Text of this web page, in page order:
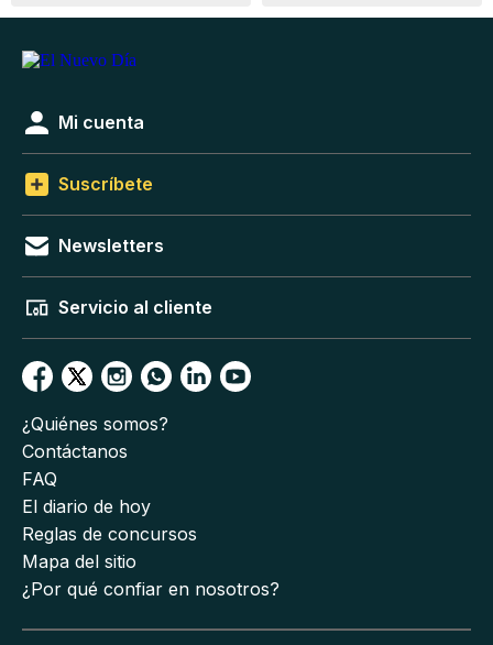
Mi cuenta
Suscríbete
Newsletters
Servicio al cliente
¿Quiénes somos?
Contáctanos
FAQ
El diario de hoy
Reglas de concursos
Mapa del sitio
¿Por qué confiar en nosotros?